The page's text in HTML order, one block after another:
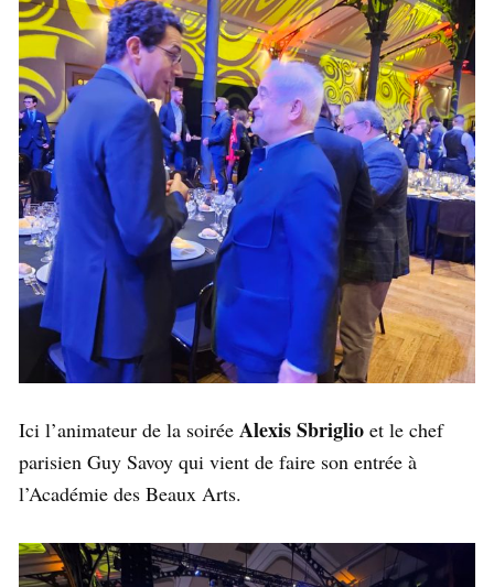
Ici l’animateur de la soirée Alexis Sbriglio et le chef
parisien Guy Savoy qui vient de faire son entrée à
l’Académie des Beaux Arts.